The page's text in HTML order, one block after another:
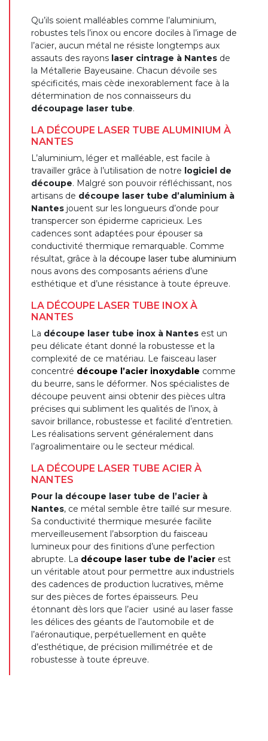
Qu’ils soient malléables comme l’aluminium,
robustes tels l’inox ou encore dociles à l’image de
l’acier, aucun métal ne résiste longtemps aux
assauts des rayons laser cintrage à Nantes de
la Métallerie Bayeusaine. Chacun dévoile ses
spécificités, mais cède inexorablement face à la
détermination de nos connaisseurs du
découpage laser tube.
LA DÉCOUPE LASER TUBE ALUMINIUM À
NANTES
L’aluminium, léger et malléable, est facile à
travailler grâce à l’utilisation de notre logiciel de
découpe. Malgré son pouvoir réfléchissant, nos
artisans de découpe laser tube d’aluminium à
Nantes jouent sur les longueurs d’onde pour
transpercer son épiderme capricieux. Les
cadences sont adaptées pour épouser sa
conductivité thermique remarquable. Comme
résultat, grâce à la découpe laser tube aluminium
nous avons des composants aériens d’une
esthétique et d’une résistance à toute épreuve.
LA DÉCOUPE LASER TUBE INOX À
NANTES
La découpe laser tube inox à Nantes est un
peu délicate étant donné la robustesse et la
complexité de ce matériau. Le faisceau laser
concentré découpe l’acier inoxydable comme
du beurre, sans le déformer. Nos spécialistes de
découpe peuvent ainsi obtenir des pièces ultra
précises qui subliment les qualités de l’inox, à
savoir brillance, robustesse et facilité d’entretien.
Les réalisations servent généralement dans
l’agroalimentaire ou le secteur médical.
LA DÉCOUPE LASER TUBE ACIER À
NANTES
Pour la découpe laser tube de l’acier à
Nantes, ce métal semble être taillé sur mesure.
Sa conductivité thermique mesurée facilite
merveilleusement l’absorption du faisceau
lumineux pour des finitions d’une perfection
abrupte. La découpe laser tube de l’acier est
un véritable atout pour permettre aux industriels
des cadences de production lucratives, même
sur des pièces de fortes épaisseurs. Peu
étonnant dès lors que l’acier usiné au laser fasse
les délices des géants de l’automobile et de
l’aéronautique, perpétuellement en quête
d’esthétique, de précision millimétrée et de
robustesse à toute épreuve.